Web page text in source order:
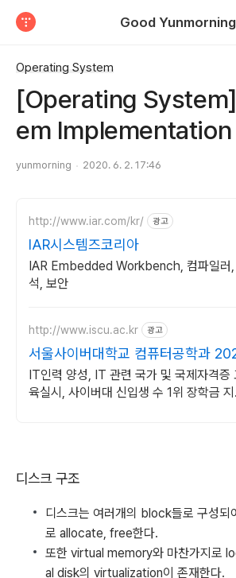
Good Yunmorning
Operating System
[Operating
em Implementation
yunmorning 2020. 6. 2. 17:46
http://www.iar.com/kr/ 광고
IAR시스템즈코리아
IAR Embedded Workbench, 컴파일러,
석, 보안
http://www.iscu.ac.kr 광고
서울사이버대학교 컴퓨터공학과
가을학기 신편입생
IT인력 양성, IT 관련 국가 및 국제자격증
육실시, 사이버대 신입생 수 1위 장학금 지
디스크 구조
디스크는 여러개의 block들로 구성되
로 allocate, free한다.
또한 virtual memory와 마찬가지로
al disk의 virtualization이 존재한다.